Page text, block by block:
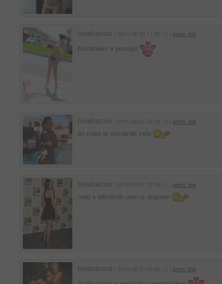
belaharcos | 2014-08-25 11:55 (1) | perm. link
büntetném a punciját
belaharcos | 2014-08-24 22:28 (1) | perm. link
én mást is csinálnék vele
belaharcos | 2014-08-21 15:26 (1) | perm. link
még a teknőcök után is dugnám
belaharcos | 2014-08-20 00:35 (1) | perm. link